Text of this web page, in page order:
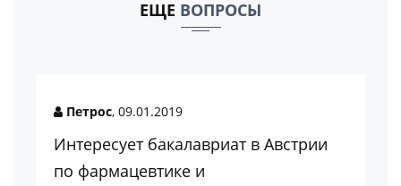
ЕЩЕ ВОПРОСЫ
Петрос, 09.01.2019
Интересует бакалавриат в Австрии
по фармацевтике и